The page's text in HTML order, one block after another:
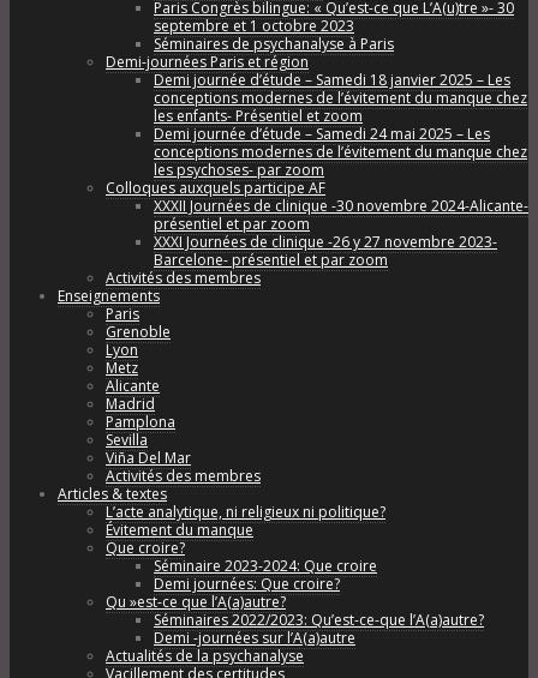
Paris Congrès bilingue: « Qu’est-ce que L’A(u)tre »- 30
septembre et 1 octobre 2023
Séminaires de psychanalyse à Paris
Demi-journées Paris et région
Demi journée d’étude – Samedi 18 janvier 2025 – Les
conceptions modernes de l’évitement du manque chez
les enfants- Présentiel et zoom
Demi journée d’étude – Samedi 24 mai 2025 – Les
conceptions modernes de l’évitement du manque chez
les psychoses- par zoom
Colloques auxquels participe AF
XXXII Journées de clinique -30 novembre 2024-Alicante-
présentiel et par zoom
XXXI Journées de clinique -26 y 27 novembre 2023-
Barcelone- présentiel et par zoom
Activités des membres
Enseignements
Paris
Grenoble
Lyon
Metz
Alicante
Madrid
Pamplona
Sevilla
Viña Del Mar
Activités des membres
Articles & textes
L’acte analytique, ni religieux ni politique?
Évitement du manque
Que croire?
Séminaire 2023-2024: Que croire
Demi journées: Que croire?
Qu »est-ce que l’A(a)autre?
Séminaires 2022/2023: Qu’est-ce-que l’A(a)autre?
Demi -journées sur l’A(a)autre
Actualités de la psychanalyse
Vacillement des certitudes